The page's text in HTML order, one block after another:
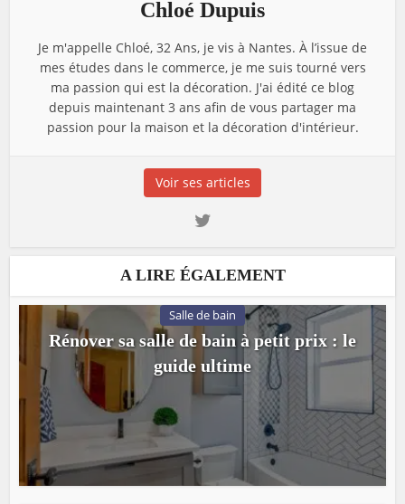
Chloé Dupuis
Je m'appelle Chloé, 32 Ans, je vis à Nantes. À l’issue de
mes études dans le commerce, je me suis tourné vers
ma passion qui est la décoration. J'ai édité ce blog
depuis maintenant 3 ans afin de vous partager ma
passion pour la maison et la décoration d'intérieur.
Voir ses articles
A LIRE ÉGALEMENT
Salle de bain
Rénover sa salle de bain à petit prix : le
guide ultime